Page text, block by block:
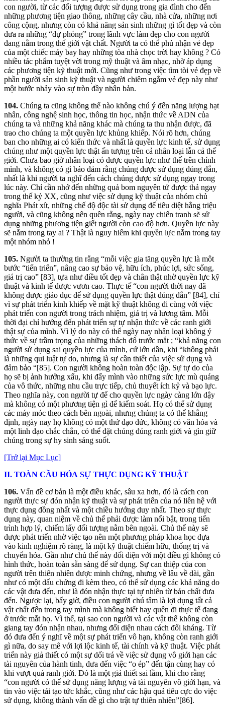
con người, từ các đối tượng được sử dụng trong gia đình cho đến
những phương tiện giao thông, những cây cầu, nhà cửa, những nơi
công cộng, nhưng còn có khả năng sản sinh những gì tốt đẹp và còn
đưa ra những “dự phóng” trong lãnh vực làm đẹp cho con người
đang nằm trong thế giới vật chất. Người ta có thể phủ nhận vẻ đẹp
của một chiếc máy bay hay những tòa nhà chọc trời hay không ? Có
nhiều tác phẩm tuyệt vời trong mỹ thuật và âm nhạc, nhờ áp dụng
các phương tiện kỹ thuật mới. Cũng như trong việc tìm tòi vẻ đẹp về
phần người sản sinh kỹ thuật và người chiêm ngắm vẻ đẹp này như
một bước nhảy vào sự tròn đầy nhân bản.
104. Chúng ta cũng không thể nào không chú ý đến năng lượng hạt
nhân, công nghệ sinh học, thông tin học, nhận thức về ADN của
chúng ta và những khả năng khác mà chúng ta thu nhận được, đã
trao cho chúng ta một quyền lực khủng khiếp. Nói rõ hơn, chúng
ban cho những ai có kiến thức và nhất là quyền lực kinh tế, sử dụng
chúng như một quyền lực thật ấn tượng trên cả nhân loại lẫn cả thế
giới. Chưa bao giờ nhân loại có được quyền lực như thế trên chính
mình, và không có gì bảo đảm rằng chúng được sử dụng đúng đắn,
nhất là khi người ta nghĩ đến cách chúng được sử dụng ngay trong
lúc này. Chỉ cần nhớ đến những quả bom nguyên tử được thả ngay
trong thế kỷ XX, cũng như việc sử dụng kỹ thuật của nhóm chủ
nghĩa Phát xít, những chế độ độc tài sử dụng để tiêu diệt hằng triệu
người, và cũng không nên quên rằng, ngày nay chiến tranh sẽ sử
dụng những phương tiện giết người còn cao độ hơn. Quyền lực này
sẽ nằm trong tay ai ? Thật là nguy hiểm khi quyền lực nằm trong tay
một nhóm nhỏ !
105. Người ta thường tin rằng “mỗi việc gia tăng quyền lực là môt
bước “tiến triển”, nâng cao sự bảo vệ, hữu ích, phúc lợi, sức sống,
giá trị cao” [83], tựa như điều tốt đẹp và chân thật nhờ quyền lực kỹ
thuật và kinh tế được vươn cao. Thực tế “con người thời nay đã
không được giáo dục để sử dụng quyền lực thật đúng đắn” [84], chỉ
vì sự phát triển kinh khiếp về mặt kỹ thuật không đi cùng với việc
phát triển con người trong trách nhiệm, giá trị và lương tâm. Mỗi
thời đại chỉ hướng đến phát triển sự tự nhận thức về các ranh giới
thật sự của mình. Vì lý do này có thể ngày nay nhân loại không ý
thức về sự trầm trọng của những thách đố trước mắt ; “khả năng con
người sử dụng sai quyền lực của mình, cứ lớn dần, khi “không phải
là những qui luật tự do, nhưng là sự cần thiết của việc sử dụng và
đảm bảo “[85]. Con người không hoàn toàn độc lập. Sự tự do của
họ sẽ bị ảnh hưởng xấu, khi đẩy mình vào những sức lực mù quáng
của vô thức, những nhu cầu trực tiếp, chủ thuyết ích kỷ và bạo lực.
Theo nghĩa này, con người tự để cho quyền lực ngày càng lớn dậy
mà không có một phương tiện gì để kiểm soát. Họ có thể sử dụng
các máy móc theo cách bên ngoài, nhưng chúng ta có thể khẳng
định, ngày nay họ không có một thứ đạo đức, không có văn hóa và
một linh đạo chắc chắn, có thể đặt chúng đúng ranh giới và gìn giữ
chúng trong sự hy sinh sáng suốt.
[Trở lại Mục Lục]
II. TOÀN CẦU HÓA SỰ THỰC DỤNG KỸ THUẬT
106. Vấn đề cơ bản là một điều khác, sâu xa hơn, đó là cách con
người thực sự đón nhận kỹ thuật và sự phát triển của nó liên hệ với
thực dụng đồng nhất và một chiều hướng duy nhất. Theo sự thực
dụng này, quan niệm về chủ thể phải được làm nổi bật, trong tiến
trình hợp lý, chiếm lấy đối tượng nằm bên ngoài. Chủ thể này sẽ
được phát triển nhờ việc tạo nên một phương pháp khoa học dựa
vào kinh nghiệm rõ ràng, là một kỹ thuật chiếm hữu, thống trị và
chuyển hóa. Gần như chủ thể này đối diện với một điều gì không có
hình thức, hoàn toàn sẵn sàng để sử dụng. Sự can thiệp của con
người trên thiên nhiên được minh chứng, nhưng về lâu về dài, gần
như có một dấu chứng đi kèm theo, có thể sử dụng các khả năng do
các vật đưa đến, như là đón nhận thực tại tự nhiên từ bản chất đưa
đến. Ngược lại, bấy giờ, điều con người chú tâm là lợi dụng tất cả
vật chất đến trong tay mình mà không biết hay quên đi thực tế đang
ở trước mắt họ. Vì thế, tại sao con người và các vật thể không còn
giang tay đón nhận nhau, nhưng đối diện nhau cách đối kháng. Từ
đó đưa đến ý nghĩ về một sự phát triển vô hạn, không còn ranh giới
gì nữa, do say mê với lợi lộc kinh tế, tài chính và kỹ thuật. Việc phát
triển này giả thiết có một sự dối trá về việc sử dụng vô giới hạn các
tài nguyên của hành tinh, đưa đến việc “o ép” đến tận cùng hay có
khi vượt quá ranh giới. Đó là một giả thiết sai lầm, khi cho rằng
“con người có thể sử dụng năng lượng và tài nguyên vô giới hạn, và
tin vào việc tái tạo tức khắc, cũng như các hậu quả tiêu cực do việc
sử dụng, không thành vấn đề gì cho trật tự thiên nhiên”[86].